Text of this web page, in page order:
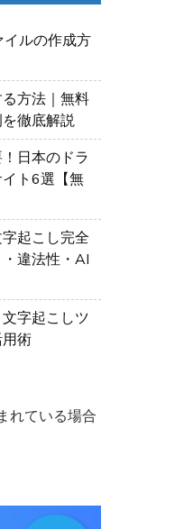
ルの作成方
方法｜無料
徹底解説
日本のドラ
ト6選【無
起こし完全
違法性・AI
字起こしツ
術
れている場合